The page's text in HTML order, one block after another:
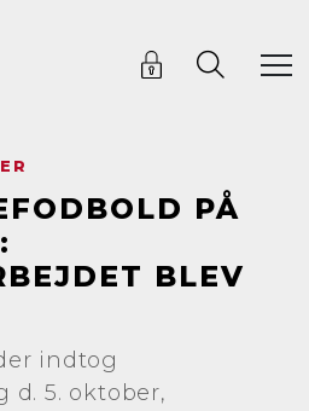
PÅ
BLEV
indtog
d. 5. oktober,